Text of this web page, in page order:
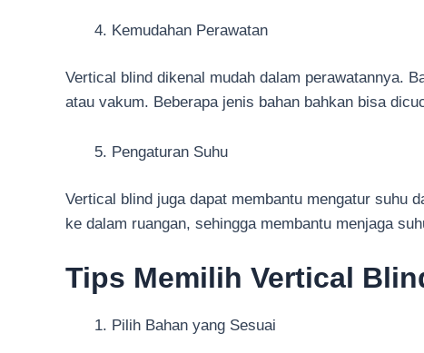
Kemudahan Perawatan
Vertical blind dikenal mudah dalam perawatannya.
atau vakum. Beberapa jenis bahan bahkan bisa
Pengaturan Suhu
Vertical blind juga dapat membantu mengatur suhu
ke dalam ruangan, sehingga membantu menjaga
Tips Memilih Vertical
Pilih Bahan yang Sesuai